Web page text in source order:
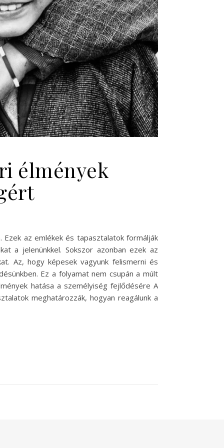
élmények
Ezek az emlékek és tapasztalatok formálják
a jelenünkkel. Sokszor azonban ezek az
Az, hogy képesek vagyunk felismerni és
Ez a folyamat nem csupán a múlt
hatása a személyiség fejlődésére A
meghatározzák, hogyan reagálunk a